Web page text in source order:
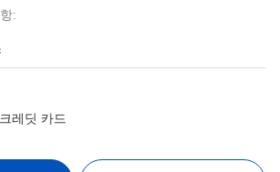
:
레딧 카드